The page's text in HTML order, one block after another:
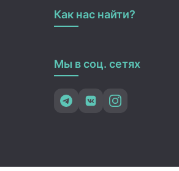
Как нас найти?
Мы в соц. сетях